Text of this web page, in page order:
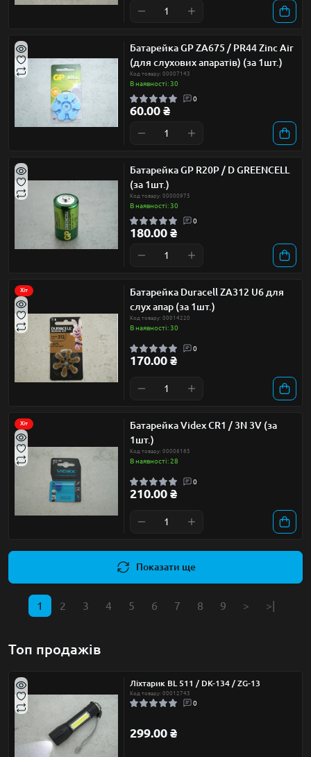
Батарейка GP ZA675 / PR44 Zinc Air
(для слухових апаратів) (за 1шт.)
Код товару: 00007143
В наявності: 30
0
60.00 ₴
Батарейка GP R20P / D GREENCELL
(за 1шт.)
Код товару: 00000975
В наявності: 30
0
180.00 ₴
Хіт
Батарейка Duracell ZA312 U6 для
слух апар (за 1шт.)
Код товару: 00014220
В наявності: 30
0
170.00 ₴
Хіт
Батарейка Videx CR1 / 3N 3V (за
1шт.)
Код товару: 00006185
В наявності: 28
0
210.00 ₴
Показати ще
1 2 3 4 5 6 7 8 9 > >|
Топ продажів
Ліхтарик BL 511 / DK-134 / ZG-13
Код товару: 00012743
0
299.00 ₴